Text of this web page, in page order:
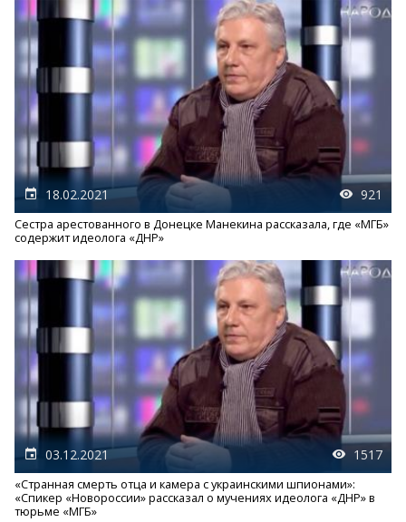
18.02.2021 921
Сестра арестованного в Донецке Манекина рассказала, где «МГБ»
содержит идеолога «ДНР»
03.12.2021 1517
«Странная смерть отца и камера с украинскими шпионами»:
«Спикер «Новороссии» рассказал о мучениях идеолога «ДНР» в
тюрьме «МГБ»